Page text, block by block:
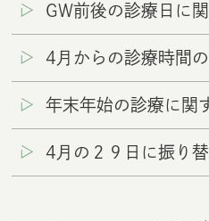
GW前後の診療日に
4月からの診療時間
年末年始の診療に関
4月の２９日に振り